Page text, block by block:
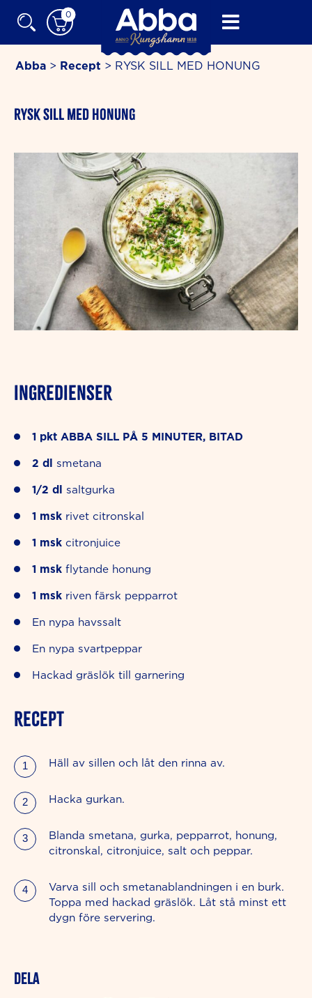
0
Abba > Recept > RYSK SILL MED HONUNG
RYSK SILL MED HONUNG
INGREDIENSER
1 pkt ABBA SILL PÅ 5 MINUTER, BITAD
2 dl smetana
1/2 dl saltgurka
1 msk rivet citronskal
1 msk citronjuice
1 msk flytande honung
1 msk riven färsk pepparrot
En nypa havssalt
En nypa svartpeppar
Hackad gräslök till garnering
RECEPT
Häll av sillen och låt den rinna av.
Hacka gurkan.
Blanda smetana, gurka, pepparrot, honung,
citronskal, citronjuice, salt och peppar.
Varva sill och smetanablandningen i en burk.
Toppa med hackad gräslök. Låt stå minst ett
dygn före servering.
Dela